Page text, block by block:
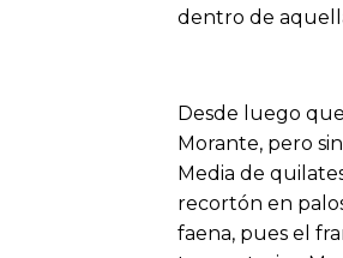
dentro de
Desde luego
Morante, pero
Media de
recortón en
faena, pues el